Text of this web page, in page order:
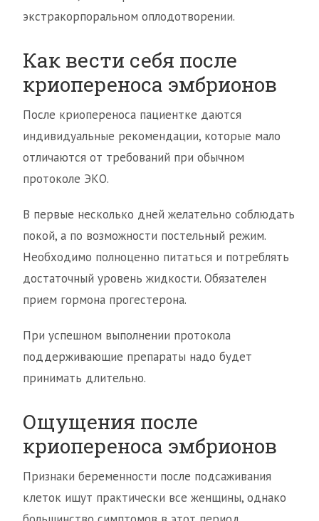
экстракорпоральном оплодотворении.
Как вести себя после
криопереноса эмбрионов
После криопереноса пациентке даются
индивидуальные рекомендации, которые мало
отличаются от требований при обычном
протоколе ЭКО.
В первые несколько дней желательно соблюдать
покой, а по возможности постельный режим.
Необходимо полноценно питаться и потреблять
достаточный уровень жидкости. Обязателен
прием гормона прогестерона.
При успешном выполнении протокола
поддерживающие препараты надо будет
принимать длительно.
Ощущения после
криопереноса эмбрионов
Признаки беременности после подсаживания
клеток ищут практически все женщины, однако